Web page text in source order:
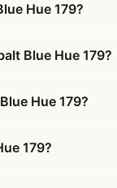
Hue 179?
Blue Hue 179?
Hue 179?
179?